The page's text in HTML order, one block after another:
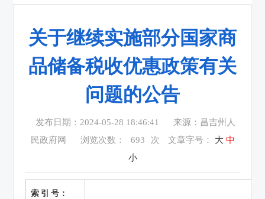
关于继续实施部分国家商
品储备税收优惠政策有关
问题的公告
发布日期：2024-05-28 18:46:41
来源：昌吉州人
民政府网
浏览次数： 693 次 文章字号： 大 中
小
索 引 号：